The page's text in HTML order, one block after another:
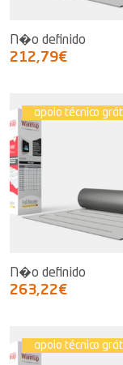
N�o definido
212,79€
apoio técnico
N�o definido
263,22€
apoio técnico